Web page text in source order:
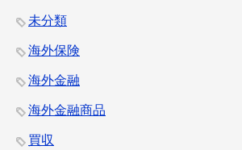
未分類
海外保険
海外金融
海外金融商品
買収